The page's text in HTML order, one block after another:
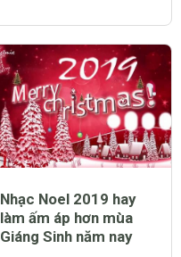
Nhạc Noel 2019 hay
làm ấm áp hơn mùa
Giáng Sinh năm nay